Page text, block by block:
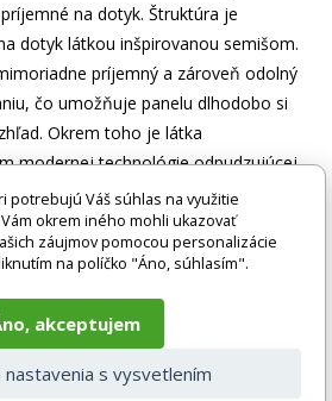
na dotyk. Štruktúra je
dotyk látkou inšpirovanou semišom.
príjemný a zároveň odolný
čo umožňuje panelu dlhodobo si
Okrem toho je látka
modernej technológie odpudzujúcej
sa ľahko inštalujú bez použitia
možno ich kombinovať a miešať s
Quadratta. Každý panel je možné
a dekorácií (napr. textilných
batérií, matracov atď.),
Tovar sa zvyčajne dodáva v
potrebujú Váš súhlas na využitie
okrem iného mohli ukazovať
záujmov pomocou personalizácie
na políčko "Áno, súhlasím".
akceptujem
s vysvetlením